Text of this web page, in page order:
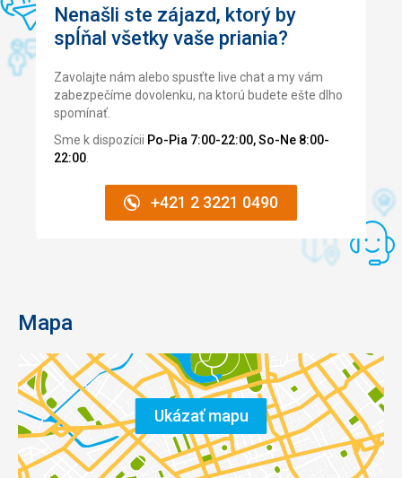
Nenašli ste zájazd, ktorý by
spĺňal všetky vaše priania?
Zavolajte nám alebo spusťte live chat a my vám
zabezpečíme dovolenku, na ktorú budete ešte dlho
spomínať.
Sme k dispozícii Po-Pia 7:00-22:00, So-Ne 8:00-
22:00.
+421 2 3221 0490
Mapa
Ukázať mapu